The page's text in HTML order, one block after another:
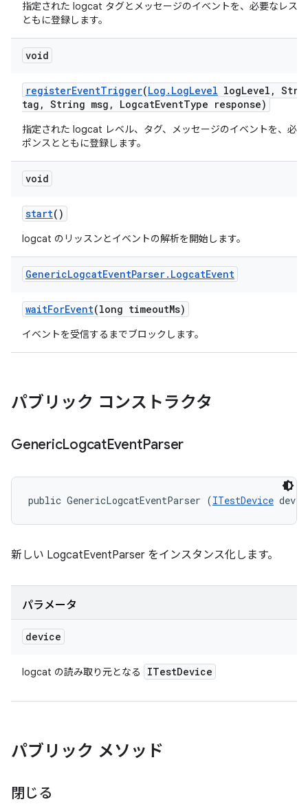
指定された logcat タグとメッセージのイベントを、必要なレス
ともに登録します。
void
registerEventTrigger(Log . LogLevel logLevel ,
tag , String msg , LogcatEventType response)
指定された logcat レベル、タグ、メッセージのイベントを、必
ポンスとともに登録します。
void
start()
logcat のリッスンとイベントの解析を開始します。
GenericLogcatEventParser. LogcatEvent
waitForEvent(long timeoutMs)
イベントを受信するまでブロックします。
パブリック コンストラクタ
GenericLogcatEventParser
public GenericLogcatEventParser (ITestDevice
新しい LogcatEventParser をインスタンス化します。
パラメータ
device
logcat の読み取り元となる ITestDevice
パブリック メソッド
閉じる